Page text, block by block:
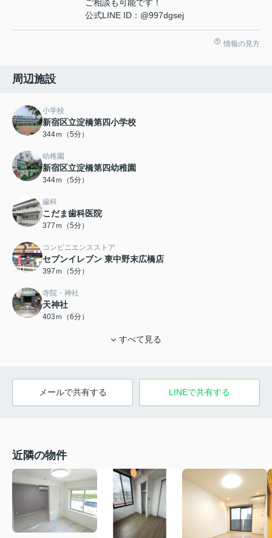
ご相談も可能です！
公式LINE ID：@997dgsej
情報の見方
周辺施設
小学校
新宿区立淀橋第四小学校
344ｍ（5分）
幼稚園
新宿区立淀橋第四幼稚園
344ｍ（5分）
歯科
こだま歯科医院
377ｍ（5分）
コンビニエンスストア
セブンイレブン 東中野末広橋店
397ｍ（5分）
寺院・神社
天神社
403ｍ（6分）
すべて見る
メールで共有する LINEで共有する
近隣の物件